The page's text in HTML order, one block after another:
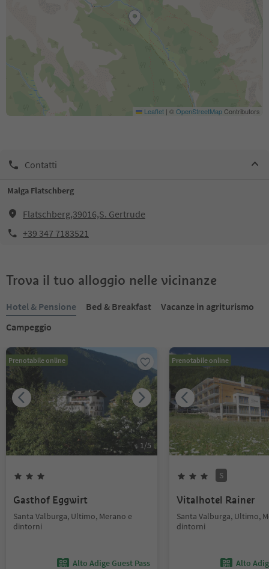
Leaflet | ©OpenStreetMapContributors
Contatti
Malga Flatschberg
Flatschberg,39016,S. Gertrude
+39 347 7183521
Trova il tuo alloggio nelle vicinanze
Hotel & Pensione Bed & Breakfast
Vacanze in agriturismo
Campeggio
Prenotabile online
1/5
Gasthof Eggwirt
Santa Valburga, Ultimo, Merano e
dintorni
Alto Adige Guest Pass
Prenotabile online
S
Vitalhotel Rainer
Santa Valburga, Ultimo,
dintorni
Alto